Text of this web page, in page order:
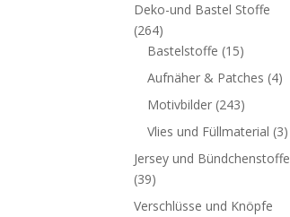
Deko-und Bastel Stoffe
(264)
Bastelstoffe (15)
Aufnäher & Patches (4)
Motivbilder (243)
Vlies und Füllmaterial (3)
Jersey und Bündchenstoffe
(39)
Verschlüsse und Knöpfe